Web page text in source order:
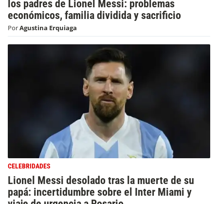
los padres de Lionel Messi: problemas
económicos, familia dividida y sacrificio
PorAgustina Erquiaga
CELEBRIDADES
Lionel Messi desolado tras la muerte de su
papá: incertidumbre sobre el Inter Miami y